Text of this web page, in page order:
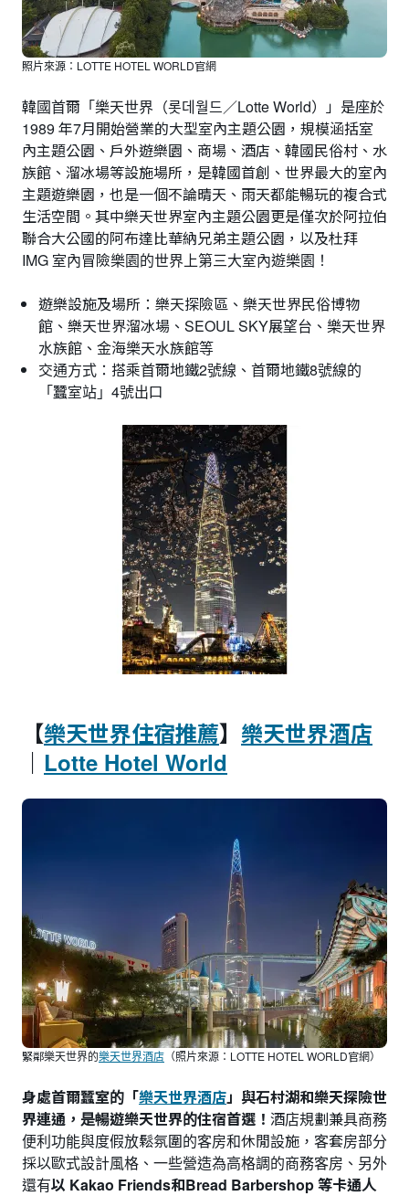
照片來源：LOTTE HOTEL WORLD官網
韓國首爾「樂天世界（롯데월드／Lotte World）」是座於
1989 年7月開始營業的大型室內主題公園，規模涵括室
內主題公園、戶外遊樂園、商場、酒店、韓國民俗村、水
族館、溜冰場等設施場所，是韓國首創、世界最大的室內
主題遊樂園，也是一個不論晴天、雨天都能暢玩的複合式
生活空間。其中樂天世界室內主題公園更是僅次於阿拉伯
聯合大公國的阿布達比華納兄弟主題公園，以及杜拜
IMG 室內冒險樂園的世界上第三大室內遊樂園！
遊樂設施及場所：樂天探險區、樂天世界民俗博物
館、樂天世界溜冰場、SEOUL SKY展望台、樂天世界
水族館、金海樂天水族館等
交通方式：搭乘首爾地鐵2號線、首爾地鐵8號線的
「蠶室站」4號出口
【樂天世界住宿推薦】 樂天世界酒店
｜ Lotte Hotel World
緊鄰樂天世界的樂天世界酒店 （照片來源：LOTTE HOTEL WORLD官網）
身處首爾蠶室的「樂天世界酒店」與石村湖和樂天探險世
界連通，是暢遊樂天世界的住宿首選！ 酒店規劃兼具商務
便利功能與度假放鬆氛圍的客房和休閒設施，客套房部分
採以歐式設計風格、一些營造為高格調的商務客房、另外
還有以 Kakao Friends和Bread Barbershop 等卡通人